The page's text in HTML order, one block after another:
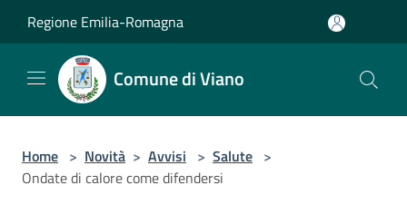
Regione Emilia-Romagna
Comune di Viano
Home > Novità > Avvisi > Salute >
Ondate di calore come difendersi